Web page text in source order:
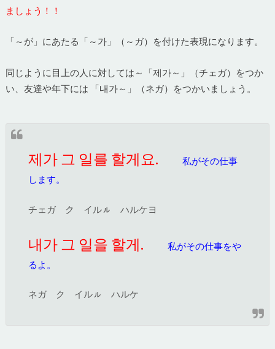
ましょう！！
「～が」にあたる「～가」（～ガ）を付けた表現になります。
同じように目上の人に対しては～「제가～」（チェガ）をつか
い、友達や年下には 「내가～」（ネガ）をつかいましょう。
제가 그 일를 할게요.
私がその仕事
します。
チェガ ク イルㇽ ハルケヨ
내가 그 일을 할게.
私がその仕事をや
るよ。
ネガ ク イルㇽ ハルケ